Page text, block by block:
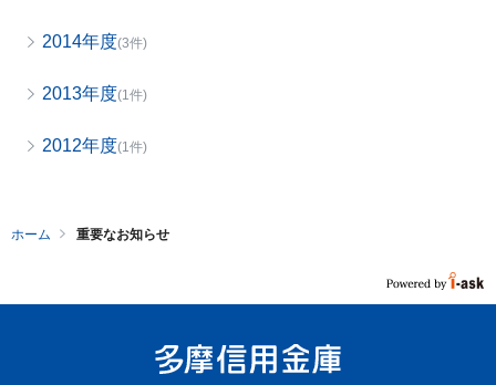
2014年度(3件)
2013年度(1件)
2012年度(1件)
ホーム 重要なお知らせ